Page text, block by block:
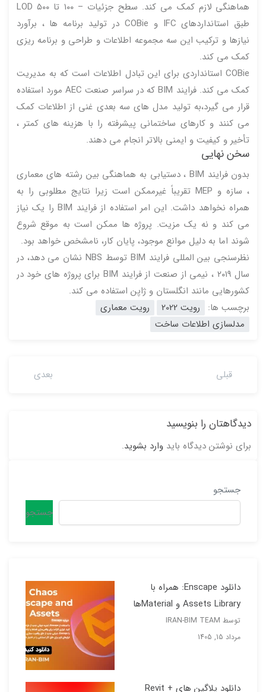
هماهنگی لازم کمک می کند. سطح جزئیات – ۱۰۰ تا ۵۰۰ LOD
طبق استانداردهای IFC و COBie در تولید برنامه ها ، برآورد
نیازها و ترکیب این سه مجموعه اطلاعات و طراحی و برنامه ریزی
کمک می کند.
COBie استانداردی برای این تبادل اطلاعات است که به مدیریت
کمک می کند. فرایند BIM که در سراسر صنعت AEC مورد استفاده
قرار می گیرد،به تولید مدل های سه بعدی غنی از اطلاعات کمک
می کنند و کارهای ساختمانی پیشرفته را با هزینه های کمتر ،
تأخیر و کیفیت و ایمنی بالاتر انجام می دهند.
سخن نهایی
بدون فرایند BIM ، دستیابی به هماهنگی بین رشته های معماری
، سازه و MEP تقریباً غیرممکن است زیرا نتایج مطلوبی را به
همراه نخواهد داشت. این امر استفاده از فرایند BIM را یک نیاز
می کند و نه یک مزیت. پروژه ها ممکن است به موقع شروع
شوند اما به دلیل موانع موجود، پایان کار، نامشخص خواهد بود.
نظرسنجی بین المللی فرایند BIM توسط NBS نشان می دهد، در
سال ۲۰۱۹ ، نیمی از صنعت از فرایند BIM برای پروژه های خود در
کشورهایی مانند انگلستان و ژاپن استفاده می کند.
برچسب ها:
رویت 2022
رویت معماری
مدلسازی اطلاعات ساخت
قبلی بعدی
دیدگاهتان را بنویسید
برای نوشتن دیدگاه باید وارد بشوید.
جستجو
جستجو
دانلود Enscape: همراه با
Assets Library و Materialها
توسط IRAN-BIM TEAM
مرداد 15, 1405
دانلود پلاگین های Revit +